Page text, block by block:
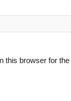
this browser for